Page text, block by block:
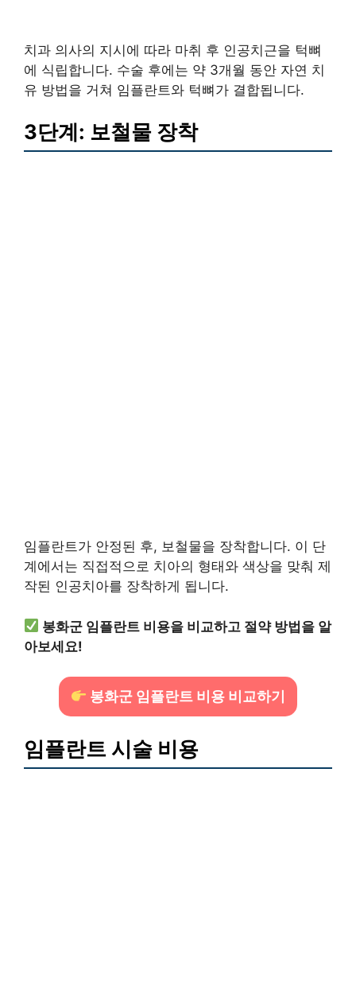
치과 의사의 지시에 따라 마취 후 인공치근을 턱뼈
에 식립합니다. 수술 후에는 약 3개월 동안 자연 치
유 방법을 거쳐 임플란트와 턱뼈가 결합됩니다.
3단계: 보철물 장착
임플란트가 안정된 후, 보철물을 장착합니다. 이 단
계에서는 직접적으로 치아의 형태와 색상을 맞춰 제
작된 인공치아를 장착하게 됩니다.
봉화군 임플란트 비용을 비교하고 절약 방법을 알
아보세요!
봉화군 임플란트 비용 비교하기
임플란트 시술 비용